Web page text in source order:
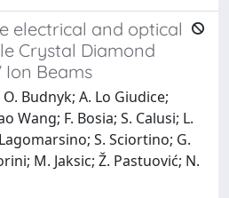
electrical and optical
Crystal Diamond
Ion Beams
Budnyk; A. Lo Giudice;
Wang; F. Bosia; S. Calusi; L.
S. Sciortino; G.
M. Jaksic; Ž. Pastuović; N.